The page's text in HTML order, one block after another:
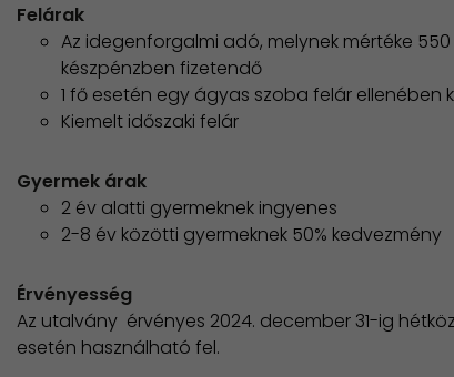
Felárak
Az idegenforgalmi adó, melynek mértéke
készpénzben fizetendő
1 fő esetén egy ágyas szoba felár ellenében
Kiemelt időszaki felár
Gyermek árak
2 év alatti gyermeknek ingyenes
2-8 év közötti gyermeknek 50% kedvezmény
Érvényesség
Az utalvány érvényes 2024. december 31-ig
esetén használható fel.